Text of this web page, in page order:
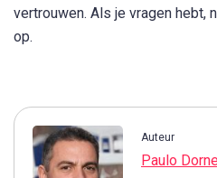
vertrouwen. Als je vragen hebt,
op.
Auteur
Paulo